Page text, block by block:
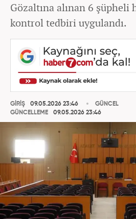
Gözaltına alınan 6 şüpheli
kontrol tedbiri uygulandı.
GİRİŞ
09.05.2026 23:46
GÜNCELLEME
09.05.2026 23:46
GÜNCEL